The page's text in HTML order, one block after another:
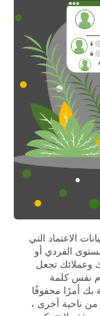
الاعتماد التي
الفردي أو
وعملائك تجعل
نفس كلمة
بك أمرًا محفوفًا
ناحية أخرى ،